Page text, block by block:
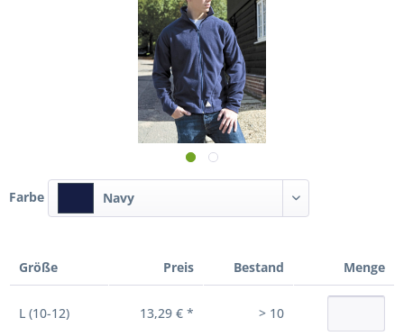
Farbe Navy
Größe Preis Bestand Menge
L (10-12) 13,29 € * > 10